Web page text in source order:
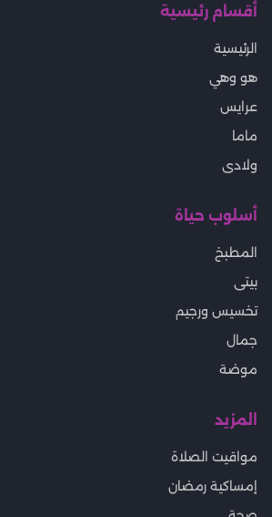
أقسام رئيسية
الرئيسية
هو وهي
عرايس
ماما
ولادى
أسلوب حياة
المطبخ
بيتى
تخسيس ورجيم
جمال
موضة
المزيد
مواقيت الصلاة
إمساكية رمضان